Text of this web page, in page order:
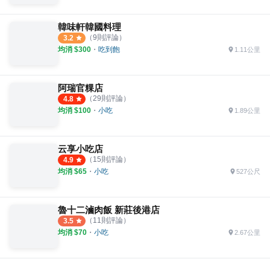
韓味軒韓國料理
3.2 （9則評論）
均消 $300 ・ 吃到飽 1.11公里
阿瑞官粿店
4.8 （29則評論）
均消 $100 ・ 小吃 1.89公里
云享小吃店
4.9 （ 15則評論）
均消 $65 ・ 小吃 527公尺
魯十二滷肉飯 新莊後港店
3.5 （ 11則評論）
均消 $70 ・ 小吃 2.67公里